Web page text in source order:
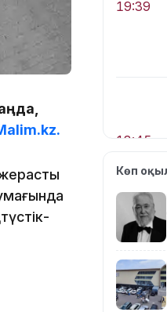
19:39
18:45
17:34
Көп